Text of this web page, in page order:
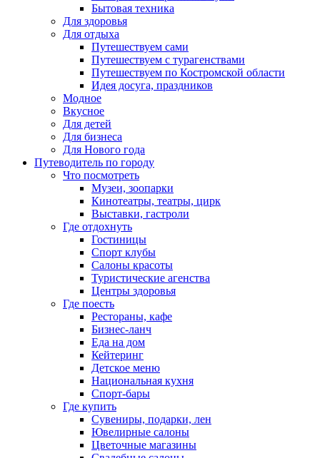
Бытовая техника
Для здоровья
Для отдыха
Путешествуем сами
Путешествуем с турагенствами
Путешествуем по Костромской области
Идея досуга, праздников
Модное
Вкусное
Для детей
Для бизнеса
Для Нового года
Путеводитель по городу
Что посмотреть
Музеи, зоопарки
Кинотеатры, театры, цирк
Выставки, гастроли
Где отдохнуть
Гостиницы
Спорт клубы
Салоны красоты
Туристические агенства
Центры здоровья
Где поесть
Рестораны, кафе
Бизнес-ланч
Еда на дом
Кейтеринг
Детское меню
Национальная кухня
Спорт-бары
Где купить
Сувениры, подарки, лен
Ювелирные салоны
Цветочные магазины